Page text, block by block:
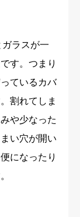
ラスが一
す。つまり
ているカバ
割れてしま
や少なった
い穴が開い
になったり